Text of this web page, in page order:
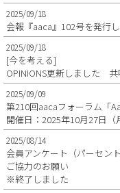
2025/09/18
会報『aaca』102号を発行し
2025/09/18
[今を考える]
OPINIONS更新しました 共
2025/09/09
第210回aacaフォーラム「
開催日：2025年10月27日
2025/08/14
会員アンケート（パーセン
ご協力のお願い
※終了しました